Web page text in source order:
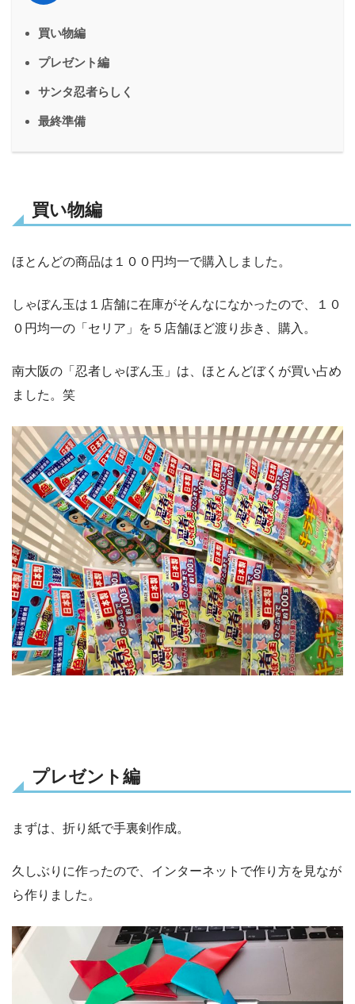
買い物編
プレゼント編
サンタ忍者らしく
最終準備
買い物編
ほとんどの商品は１００円均一で購入しました。
しゃぼん玉は１店舗に在庫がそんなになかったので、１０
０円均一の「セリア」を５店舗ほど渡り歩き、購入。
南大阪の「忍者しゃぼん玉」は、ほとんどぼくが買い占め
ました。笑
プレゼント編
まずは、折り紙で手裏剣作成。
久しぶりに作ったので、インターネットで作り方を見なが
ら作りました。